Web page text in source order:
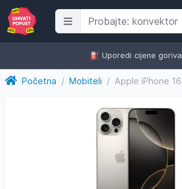
⛽️ Uporedi cijene goriva
Početna / Mobiteli /